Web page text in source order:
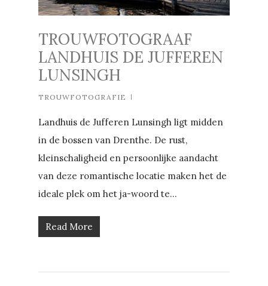
TROUWFOTOGRAAF
LANDHUIS DE JUFFEREN
LUNSINGH
TROUWFOTOGRAFIE
Landhuis de Jufferen Lunsingh ligt midden
in de bossen van Drenthe. De rust,
kleinschaligheid en persoonlijke aandacht
van deze romantische locatie maken het de
ideale plek om het ja-woord te...
Read More